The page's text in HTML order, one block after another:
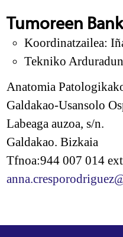
Tumoreen
Koordinatzailea:
Tekniko
Anatomia
Galdakao-Usansolo
Labeaga auzoa, s/n.
Galdakao. Bizkaia
Tfnoa:944 007 014